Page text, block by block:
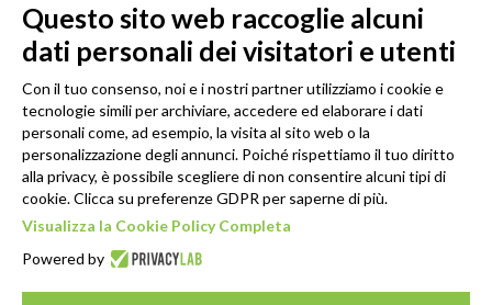
Questo sito web raccoglie alcuni
dati personali dei visitatori e utenti
Con il tuo consenso, noi e i nostri partner utilizziamo i cookie e
tecnologie simili per archiviare, accedere ed elaborare i dati
personali come, ad esempio, la visita al sito web o la
personalizzazione degli annunci. Poiché rispettiamo il tuo diritto
alla privacy, è possibile scegliere di non consentire alcuni tipi di
cookie. Clicca su preferenze GDPR per saperne di più.
Visualizza la Cookie Policy Completa
Powered by